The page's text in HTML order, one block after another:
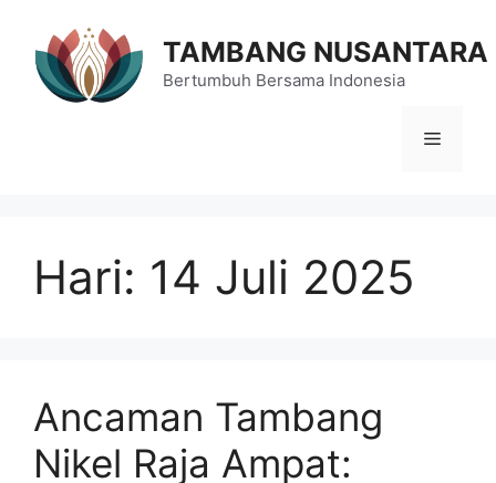
TAMBANG NUSANTARA
Bertumbuh Bersama Indonesia
Menu
Hari: 14 Juli 2025
Ancaman Tambang
Nikel Raja Ampat: